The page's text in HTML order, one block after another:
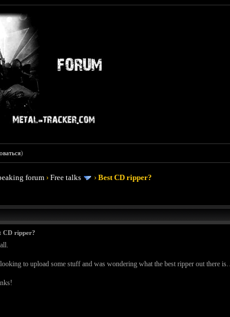
)
forum ›Free talks ›Best CD ripper?
CD ripper?
to upload some stuff and was wondering what the best ripper out there is.